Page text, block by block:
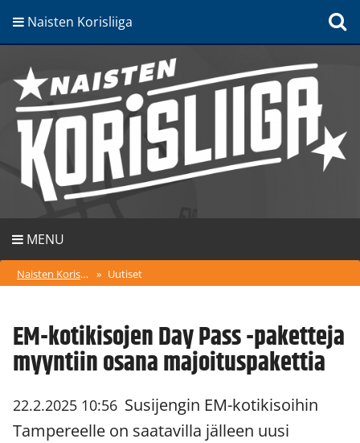
Naisten Korisliiga
MENU
Naisten Korisliiga » Uutiset
EM-kotikisojen Day Pass -paketteja
myyntiin osana majoituspakettia
22.2.2025 10:56 Susijengin EM-kotikisoihin
Tampereelle on saatavilla jälleen uusi